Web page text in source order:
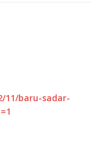
11/baru-sadar-